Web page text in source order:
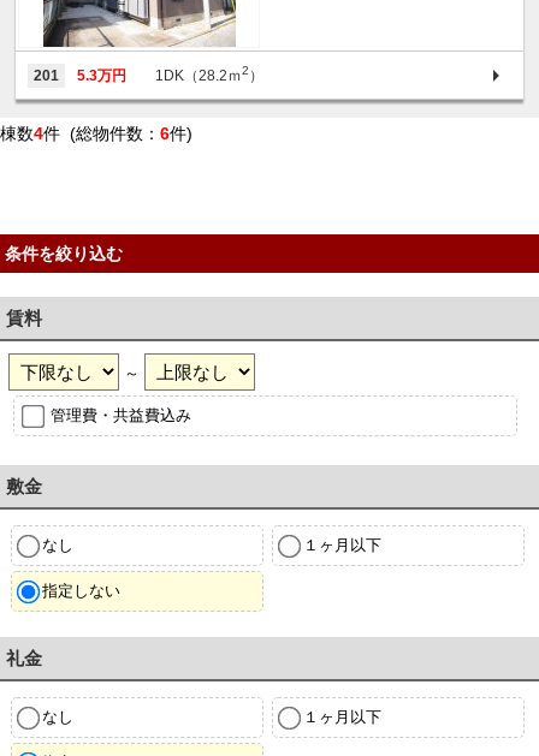
201 5.3万円 1DK（28.2ｍ2 ）
棟数4件 (総物件数： 6件)
条件を絞り込む
賃料
～
管理費・共益費込み
敷金
なし １ヶ月以下
指定しない
礼金
なし １ヶ月以下